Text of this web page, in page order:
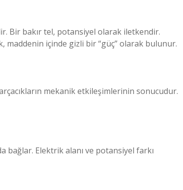
Bir bakır tel, potansiyel olarak iletkendir.
maddenin içinde gizli bir “güç” olarak bulunur.
mekanik etkileşimlerinin sonucudur.
bağlar. Elektrik alanı ve potansiyel farkı